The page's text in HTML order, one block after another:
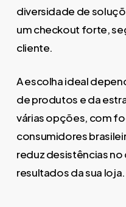
diversidade de
um checkout forte,
cliente.
A escolha ideal
de produtos e da
várias opções, com
consumidores
reduz desistências
resultados da sua loja.